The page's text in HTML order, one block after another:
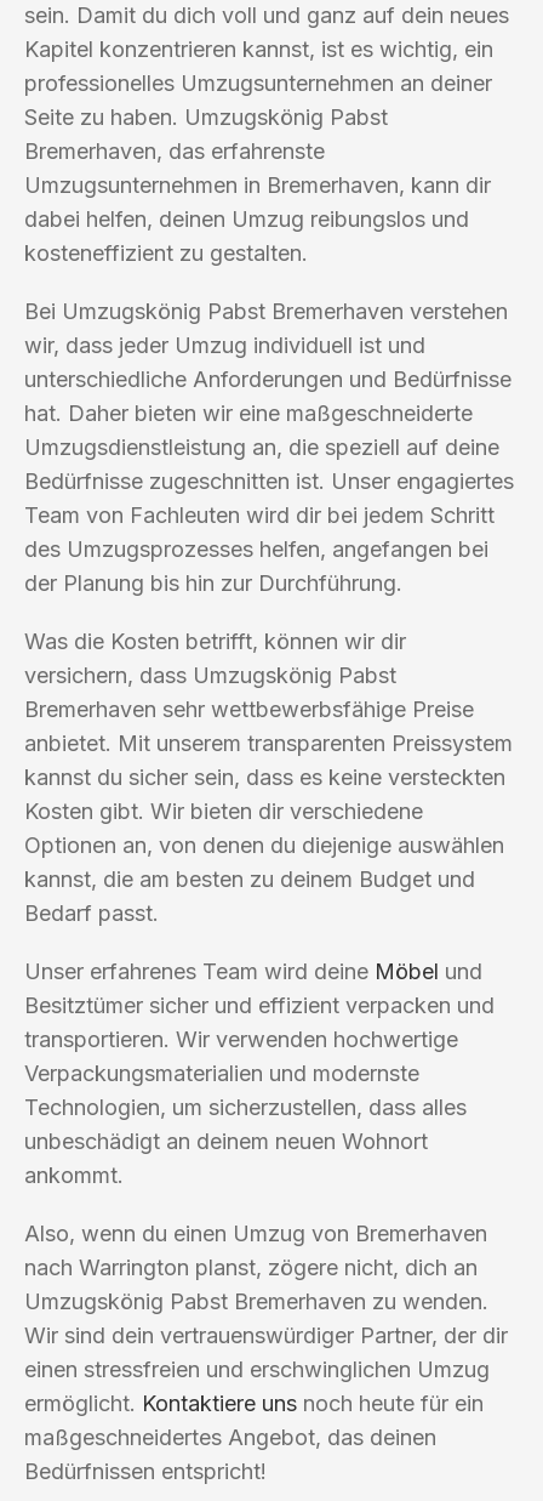
sein. Damit du dich voll und ganz auf dein neues
Kapitel konzentrieren kannst, ist es wichtig, ein
professionelles Umzugsunternehmen an deiner
Seite zu haben. Umzugskönig Pabst
Bremerhaven, das erfahrenste
Umzugsunternehmen in Bremerhaven, kann dir
dabei helfen, deinen Umzug reibungslos und
kosteneffizient zu gestalten.
Bei Umzugskönig Pabst Bremerhaven verstehen
wir, dass jeder Umzug individuell ist und
unterschiedliche Anforderungen und Bedürfnisse
hat. Daher bieten wir eine maßgeschneiderte
Umzugsdienstleistung an, die speziell auf deine
Bedürfnisse zugeschnitten ist. Unser engagiertes
Team von Fachleuten wird dir bei jedem Schritt
des Umzugsprozesses helfen, angefangen bei
der Planung bis hin zur Durchführung.
Was die Kosten betrifft, können wir dir
versichern, dass Umzugskönig Pabst
Bremerhaven sehr wettbewerbsfähige Preise
anbietet. Mit unserem transparenten Preissystem
kannst du sicher sein, dass es keine versteckten
Kosten gibt. Wir bieten dir verschiedene
Optionen an, von denen du diejenige auswählen
kannst, die am besten zu deinem Budget und
Bedarf passt.
Unser erfahrenes Team wird deine Möbel und
Besitztümer sicher und effizient verpacken und
transportieren. Wir verwenden hochwertige
Verpackungsmaterialien und modernste
Technologien, um sicherzustellen, dass alles
unbeschädigt an deinem neuen Wohnort
ankommt.
Also, wenn du einen Umzug von Bremerhaven
nach Warrington planst, zögere nicht, dich an
Umzugskönig Pabst Bremerhaven zu wenden.
Wir sind dein vertrauenswürdiger Partner, der dir
einen stressfreien und erschwinglichen Umzug
ermöglicht. Kontaktiere uns noch heute für ein
maßgeschneidertes Angebot, das deinen
Bedürfnissen entspricht!